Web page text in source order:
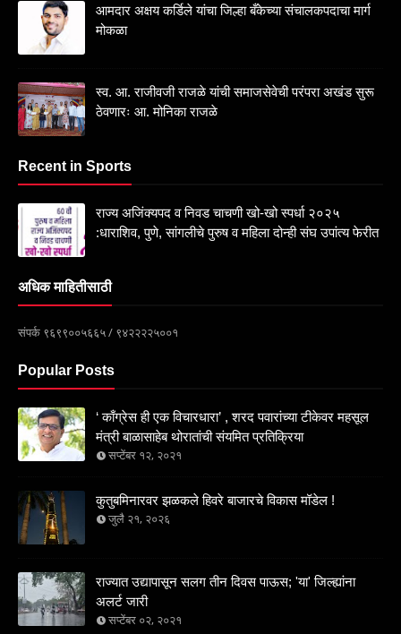
आमदार अक्षय कर्डिले यांचा जिल्हा बँकेच्या संचालकपदाचा मार्ग
मोकळा
स्व. आ. राजीवजी राजळे यांची समाजसेवेची परंपरा अखंड सुरू
ठेवणारः आ. मोनिका राजळे
Recent in Sports
राज्य अजिंक्यपद व निवड चाचणी खो-खो स्पर्धा २०२५
:धाराशिव, पुणे, सांगलीचे पुरुष व महिला दोन्ही संघ उपांत्य फेरीत
अधिक माहितीसाठी
संपर्क ९६९९००५६६५ / ९४२२२२५००१
Popular Posts
‘ काँग्रेस ही एक विचारधारा’ , शरद पवारांच्या टीकेवर महसूल
मंत्री बाळासाहेब थोरातांची संयमित प्रतिक्रिया
सप्टेंबर १२, २०२१
कुतुबमिनारवर झळकले हिवरे बाजारचे विकास मॉडेल !
जुलै २१, २०२६
राज्यात उद्यापासून सलग तीन दिवस पाऊस; 'या' जिल्ह्यांना
अलर्ट जारी
सप्टेंबर ०२, २०२१